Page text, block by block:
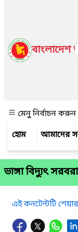
বাংলাদেশ
মেনু নির্বাচন করুন
আমাদের
ভাঙ্গা বিদ্যুৎ
এই কনটেন্টটি